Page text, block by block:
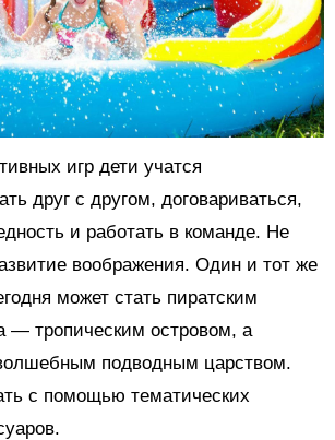
игр дети учатся
друг с другом, договариваться,
и работать в команде. Не
воображения. Один и тот же
может стать пиратским
— тропическим островом, а
подводным царством.
с помощью тематических